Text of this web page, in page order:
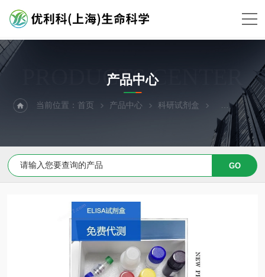
PRODUCTS CENTER
产品中心
当前位置：首页 产品中心 科研试剂盒 ELISA试剂盒